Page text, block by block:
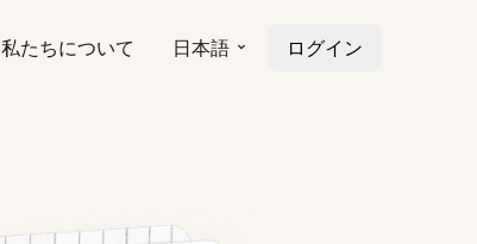
私たちについて 日本語 ログイン